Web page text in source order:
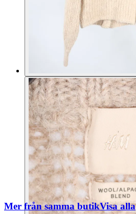
Mer från samma butikVisa alla